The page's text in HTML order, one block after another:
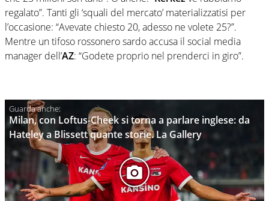
regalato”. Tanti gli ‘squali del mercato’ materializzatisi per
l’occasione: “Avevate chiesto 20, adesso ne volete 25?”.
Mentre un tifoso rossonero sardo accusa il social media
manager dell’AZ: “Godete proprio nel prenderci in giro”.
Milan, con Loftus-Cheek si torna a parlare inglese: da
Hateley a Blissett quante storie. La Gallery